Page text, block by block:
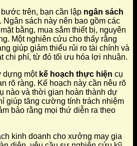
trên, bạn cần lập ngân sách
Ngân sách này nên bao gồm các
bằng, mua sắm thiết bị, nguyên
Một nghiên cứu cho thấy rằng
giúp giảm thiểu rủi ro tài chính và
chi phí, từ đó tối ưu hóa lợi nhuận.
dựng một kế hoạch thực hiện cụ
rõ ràng. Kế hoạch này cần nêu rõ
nào và thời gian hoàn thành dự
giúp tăng cường tính trách nhiệm
bảo rằng mọi thứ diễn ra theo
kinh doanh cho xưởng may gia